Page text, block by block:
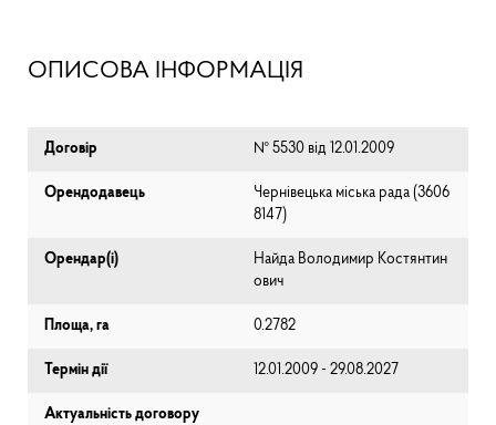
ОПИСОВА ІНФОРМАЦІЯ
Договір № 5530 від 12.01.2009
Орендодавець
Чернівецька міська рада (⁨3606
8147⁩)
Орендар(і)
Найда Володимир Костянтин
ович
Площа, га 0.2782
Термін дії 12.01.2009 - 29.08.2027
Актуальність договору